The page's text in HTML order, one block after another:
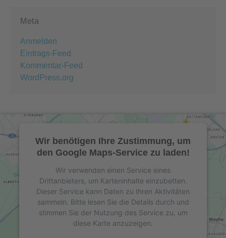
Meta
Anmelden
Eintrags-Feed
Kommentar-Feed
WordPress.org
Wir benötigen Ihre Zustimmung, um
den Google Maps-Service zu laden!
Wir verwenden einen Service eines
Drittanbieters, um Karteninhalte einzubetten.
Dieser Service kann Daten zu Ihren Aktivitäten
sammeln. Bitte lesen Sie die Details durch und
stimmen Sie der Nutzung des Service zu, um
diese Karte anzuzeigen.